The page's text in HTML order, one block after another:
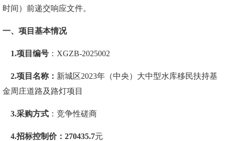
时间）前递交响应文件。
一、项目基本情况
1.项目编号 ： XGZB-2025002
2.项目名称： 新城区2023年（中央）大中型水库移民扶持基
金周庄道路及路灯项目
3.采购方式 ：竞争性磋商
4.招标控制价：270435.7元